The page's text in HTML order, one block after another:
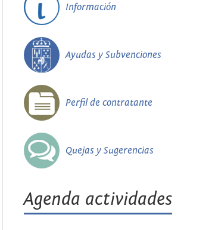
Información
Ayudas y Subvenciones
Perfil de contratante
Quejas y Sugerencias
Agenda actividades